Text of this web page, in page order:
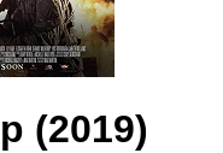
(2019)